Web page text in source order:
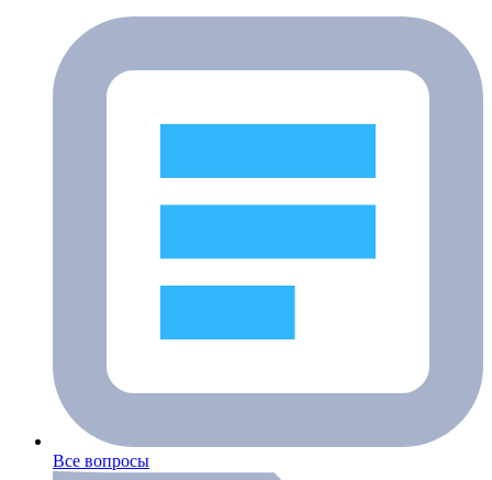
Все вопросы